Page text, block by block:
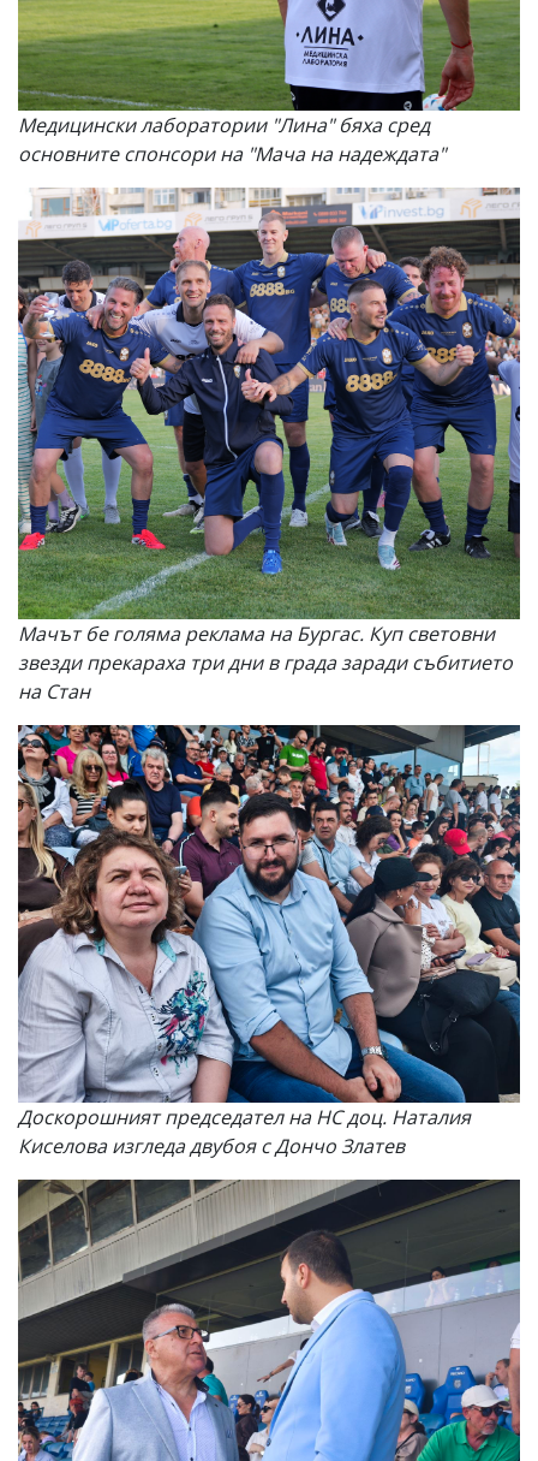
Медицински лаборатории "Лина" бяха сред
основните спонсори на "Мача на надеждата"
Мачът бе голяма реклама на Бургас. Куп световни
звезди прекараха три дни в града заради събитието
на Стан
Доскорошният председател на НС доц. Наталия
Киселова изгледа двубоя с Дончо Златев